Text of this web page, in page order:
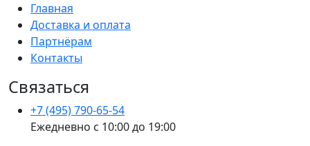
Главная
Доставка и оплата
Партнёрам
Контакты
Связаться
+7 (495) 790-65-54
Ежедневно с 10:00 до 19:00